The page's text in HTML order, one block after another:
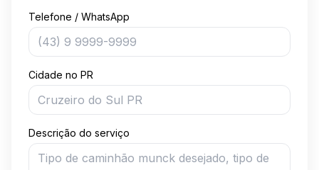
Telefone / WhatsApp
Cidade no PR
Descrição do serviço